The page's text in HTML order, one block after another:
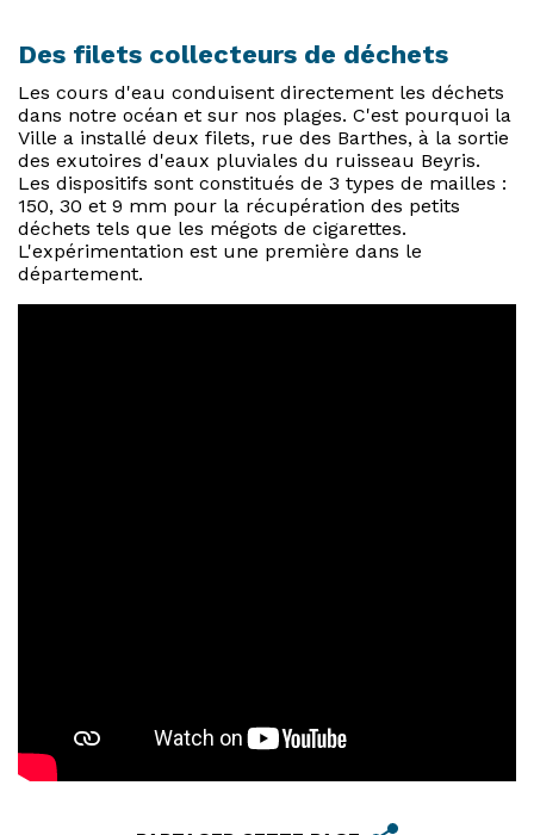
Des filets collecteurs de déchets
Les cours d'eau conduisent directement les déchets
dans notre océan et sur nos plages. C'est pourquoi la
Ville a installé deux filets, rue des Barthes, à la sortie
des exutoires d'eaux pluviales du ruisseau Beyris.
Les dispositifs sont constitués de 3 types de mailles :
150, 30 et 9 mm pour la récupération des petits
déchets tels que les mégots de cigarettes.
L'expérimentation est une première dans le
département.